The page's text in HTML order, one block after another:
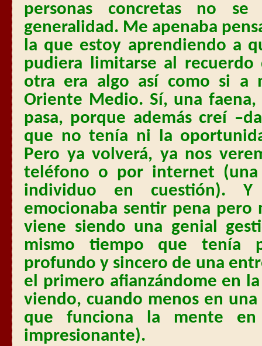
personas concretas no
generalidad. Me apenaba
la que estoy aprendiendo a
pudiera limitarse al
otra era algo así como si a
Oriente Medio. Sí, una
pasa, porque además creí
que no tenía ni la
Pero ya volverá, ya nos
teléfono o por internet
individuo en cuestión).
emocionaba sentir pena pero
viene siendo una genial
mismo tiempo que tenía
profundo y sincero de una
el primero afianzándome en
viendo, cuando menos en
que funciona la mente
impresionante).